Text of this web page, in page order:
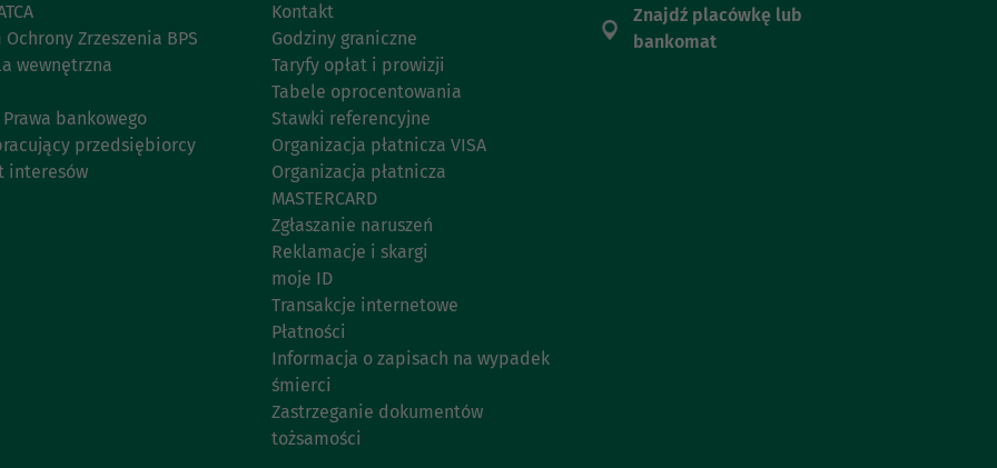
Ochrony Zrzeszenia BPS
wewnętrzna
Prawa bankowego
przedsiębiorcy
interesów
Kontakt
Godziny graniczne
Taryfy opłat i prowizji
Tabele oprocentowania
Stawki referencyjne
Organizacja płatnicza VISA
Organizacja płatnicza
MASTERCARD
Zgłaszanie naruszeń
Reklamacje i skargi
moje ID
Transakcje internetowe
Płatności
Informacja o zapisach na wypadek
śmierci
Zastrzeganie dokumentów
tożsamości
Znajdź placówkę lub
bankomat